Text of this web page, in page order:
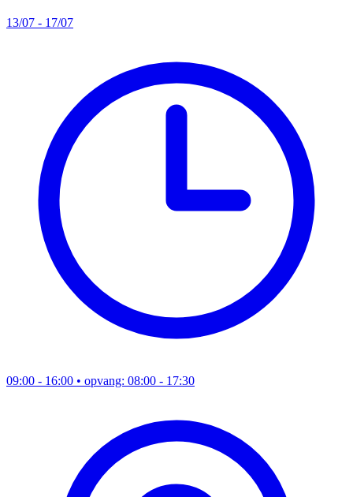
13/07 - 17/07
09:00 - 16:00 • opvang: 08:00 - 17:30